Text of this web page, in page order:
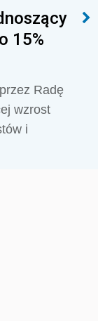
15%
Radę
wzrost
i